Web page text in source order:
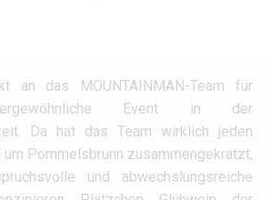
an das MOUNTAINMAN-Team für
Event in der
Da hat das Team wirklich jeden
Pommelsbrunn zusammengekratzt,
und abwechslungsreiche